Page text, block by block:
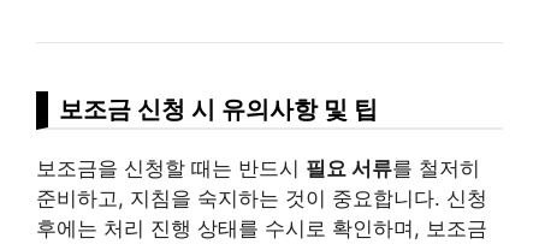
보조금 신청 시 유의사항 및 팁
보조금을 신청할 때는 반드시 필요 서류를 철저히
준비하고, 지침을 숙지하는 것이 중요합니다. 신청
후에는 처리 진행 상태를 수시로 확인하며, 보조금